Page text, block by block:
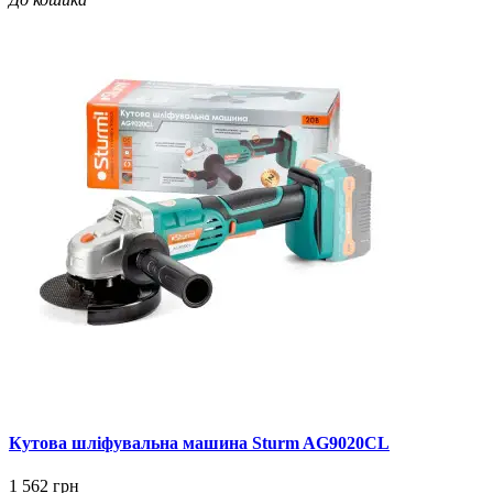
Кутова шліфувальна машина Sturm AG9020CL
1 562 грн